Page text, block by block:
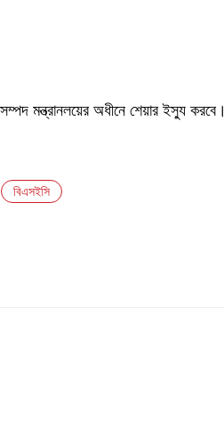
মন্ত্রানলয়ের অধীনে শেয়ার ইস্যু করবে।
বিএসইসি